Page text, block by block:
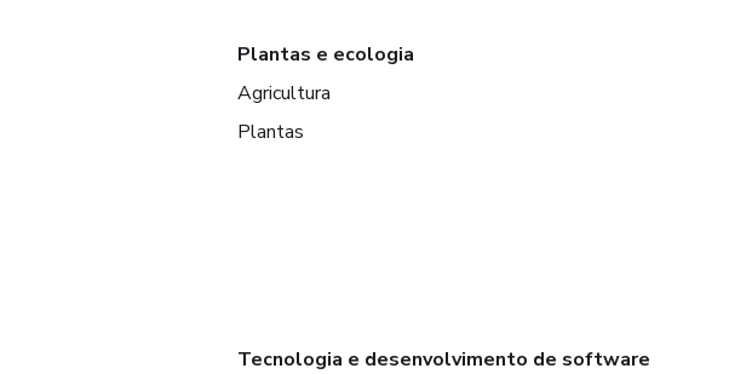
Plantas e ecologia
Agricultura
Plantas
Tecnologia e desenvolvimento de software